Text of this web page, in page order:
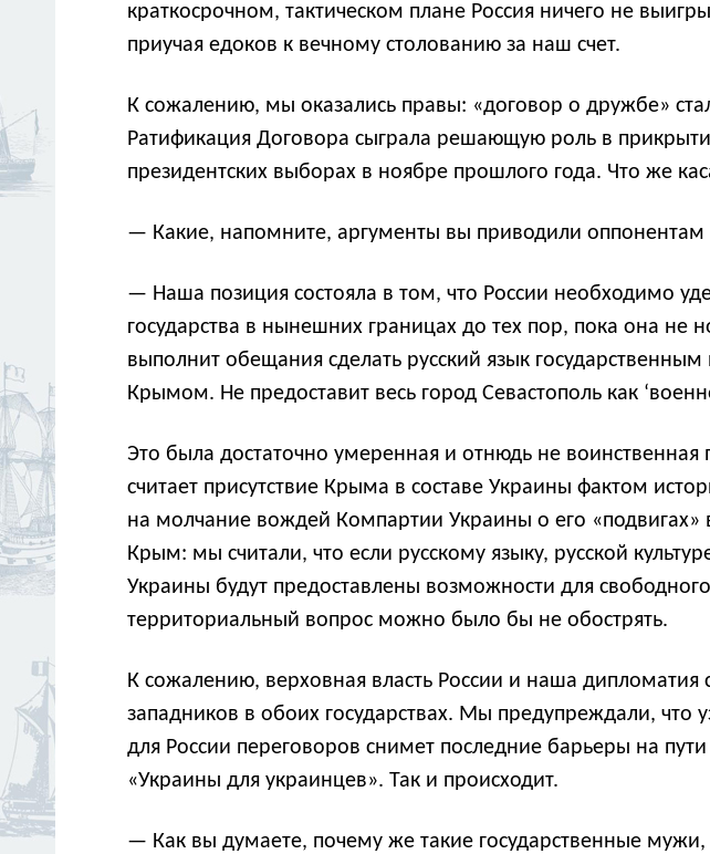
краткосрочном, тактическом плане Россия ничего не
приучая едоков к вечному столованию за наш счет.
К сожалению, мы оказались правы: «договор о дружбе»
Ратификация Договора сыграла решающую роль в
президентских выборах в ноябре прошлого года. Что же
— Какие, напомните, аргументы вы приводили
— Наша позиция состояла в том, что России необходимо
государства в нынешних границах до тех пор, пока она не
выполнит обещания сделать русский язык
Крымом. Не предоставит весь город Севастополь как
Это была достаточно умеренная и отнюдь не
считает присутствие Крыма в составе Украины фактом
на молчание вождей Компартии Украины о его «подвигах»
Крым: мы считали, что если русскому языку, русской
Украины будут предоставлены возможности для
территориальный вопрос можно было бы не обострять.
К сожалению, верховная власть России и наша
западников в обоих государствах. Мы предупреждали, что
для России переговоров снимет последние барьеры на
«Украины для украинцев». Так и происходит.
— Как вы думаете, почему же такие государственные